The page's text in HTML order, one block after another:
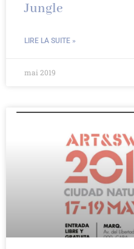
Jungle
LIRE LA SUITE »
mai 2019